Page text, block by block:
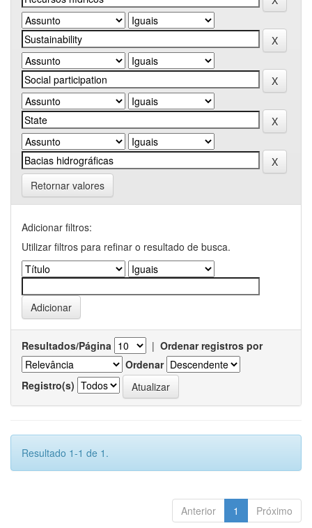
Retornar valores
Adicionar filtros:
Utilizar filtros para refinar o resultado de busca.
Resultados/Página | Ordenar registros por
Ordenar
Registro(s)
Resultado 1-1 de 1.
Anterior 1 Próximo